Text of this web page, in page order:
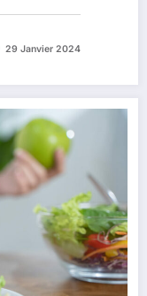
29 Janvier 2024